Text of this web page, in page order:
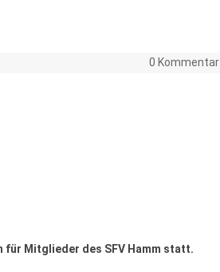
0 Kommentar
für Mitglieder des SFV Hamm statt.